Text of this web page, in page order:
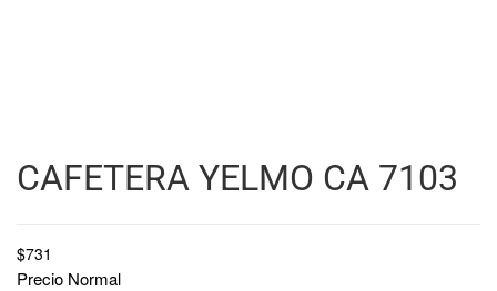
CAFETERA YELMO CA 7103
$731
Precio Normal